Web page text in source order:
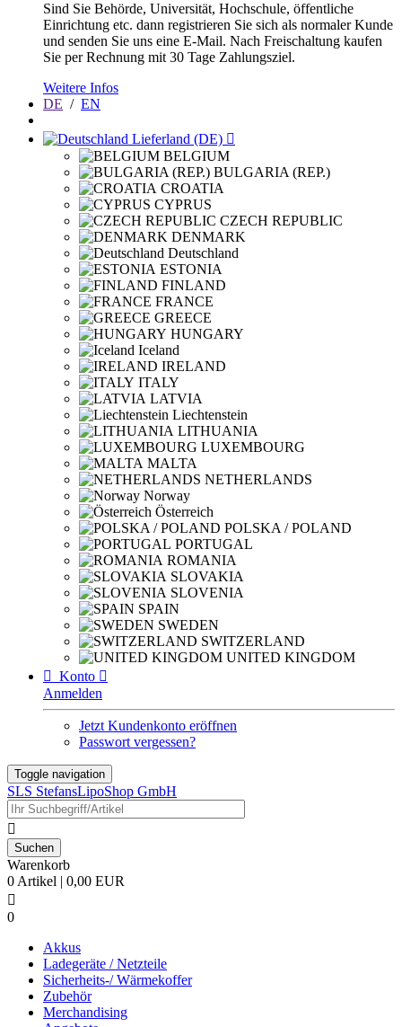
Sind Sie Behörde, Universität, Hochschule, öffentliche
Einrichtung etc. dann registrieren Sie sich als normaler Kunde
und senden Sie uns eine E-Mail. Nach Freischaltung kaufen
Sie per Rechnung mit 30 Tage Zahlungsziel.
Weitere Infos
DE / EN
Lieferland (DE) 
BELGIUM
BULGARIA (REP.)
CROATIA
CYPRUS
CZECH REPUBLIC
DENMARK
Deutschland
ESTONIA
FINLAND
FRANCE
GREECE
HUNGARY
Iceland
IRELAND
ITALY
LATVIA
Liechtenstein
LITHUANIA
LUXEMBOURG
MALTA
NETHERLANDS
Norway
Österreich
POLSKA / POLAND
PORTUGAL
ROMANIA
SLOVAKIA
SLOVENIA
SPAIN
SWEDEN
SWITZERLAND
UNITED KINGDOM
 Konto 
Anmelden
Jetzt Kundenkonto eröffnen
Passwort vergessen?
Toggle navigation
SLS StefansLipoShop GmbH

Warenkorb
0 Artikel | 0,00 EUR

0
Akkus
Ladegeräte / Netzteile
Sicherheits-/ Wärmekoffer
Zubehör
Merchandising